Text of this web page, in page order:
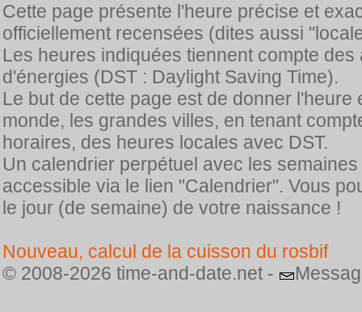
Cette page présente l'heure précise et
officiellement recensées (dites aussi
Les heures indiquées tiennent compte
d'énergies (DST : Daylight Saving Time).
Le but de cette page est de donner
monde, les grandes villes, en tenant
horaires, des heures locales avec DST.
Un calendrier perpétuel avec les
accessible via le lien "Calendrier". Vous
le jour (de semaine) de votre naissance !
Nouveau, calcul de la cuisson du rosbif
© 2008-2026 time-and-date.net -